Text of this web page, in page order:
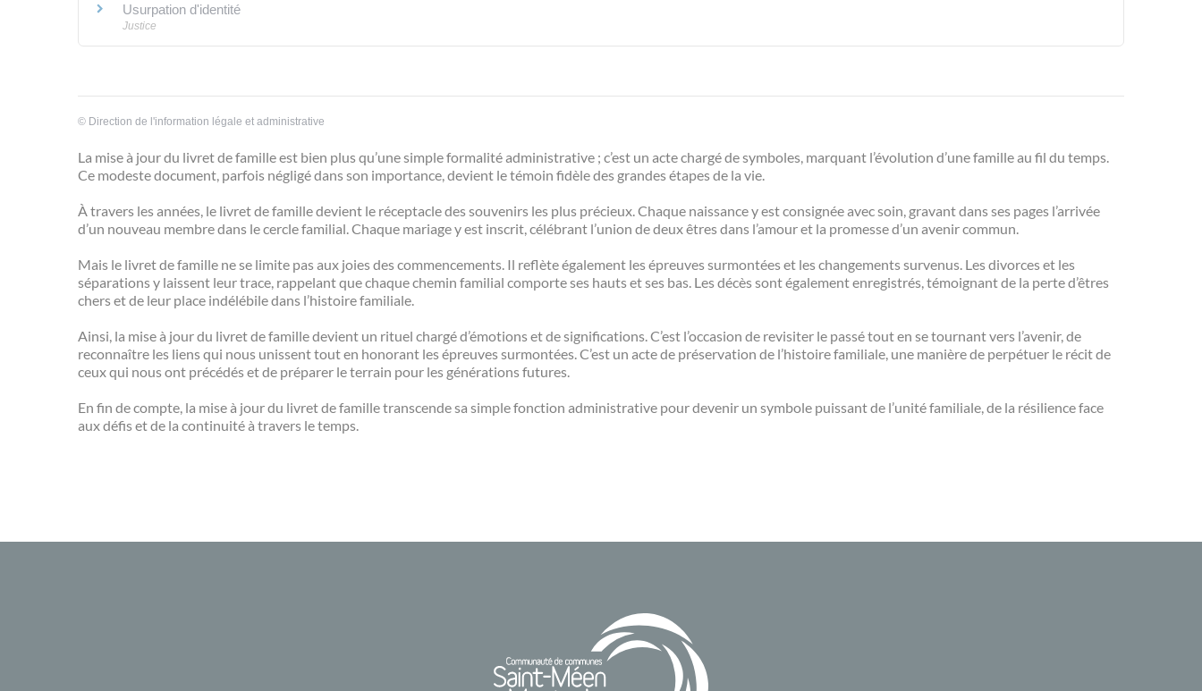
Usurpation d'identité
Justice
© Direction de l'information légale et administrative
La mise à jour du livret de famille est bien plus qu’une simple formalité administrative ; c’est un acte chargé de symboles, marquant l’évolution d’une famille au fil du temps.
Ce modeste document, parfois négligé dans son importance, devient le témoin fidèle des grandes étapes de la vie.
À travers les années, le livret de famille devient le réceptacle des souvenirs les plus précieux. Chaque naissance y est consignée avec soin, gravant dans ses pages l’arrivée
d’un nouveau membre dans le cercle familial. Chaque mariage y est inscrit, célébrant l’union de deux êtres dans l’amour et la promesse d’un avenir commun.
Mais le livret de famille ne se limite pas aux joies des commencements. Il reflète également les épreuves surmontées et les changements survenus. Les divorces et les
séparations y laissent leur trace, rappelant que chaque chemin familial comporte ses hauts et ses bas. Les décès sont également enregistrés, témoignant de la perte d’êtres
chers et de leur place indélébile dans l’histoire familiale.
Ainsi, la mise à jour du livret de famille devient un rituel chargé d’émotions et de significations. C’est l’occasion de revisiter le passé tout en se tournant vers l’avenir, de
reconnaître les liens qui nous unissent tout en honorant les épreuves surmontées. C’est un acte de préservation de l’histoire familiale, une manière de perpétuer le récit de
ceux qui nous ont précédés et de préparer le terrain pour les générations futures.
En fin de compte, la mise à jour du livret de famille transcende sa simple fonction administrative pour devenir un symbole puissant de l’unité familiale, de la résilience face
aux défis et de la continuité à travers le temps.